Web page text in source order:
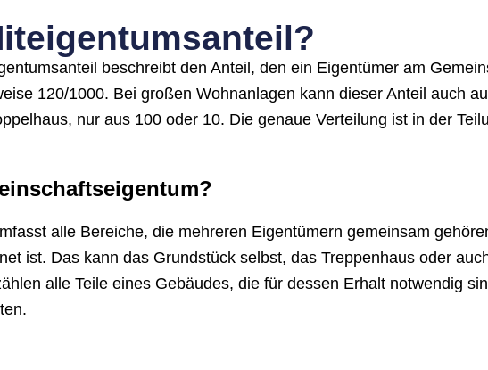
beschreibt den Anteil, den ein Eigentümer am
120/1000. Bei großen Wohnanlagen kann dieser Anteil auch
nur aus 100 oder 10. Die genaue Verteilung ist in der
alle Bereiche, die mehreren Eigentümern gemeinsam
ist. Das kann das Grundstück selbst, das Treppenhaus oder
alle Teile eines Gebäudes, die für dessen Erhalt notwendig